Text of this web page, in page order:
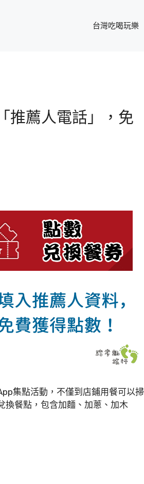
台灣吃喝玩樂
推薦人電話」，免
集點活動，不僅到店鋪用餐可以掃
換餐點，包含加麵、加蔥、加木